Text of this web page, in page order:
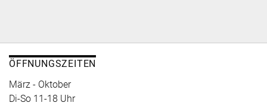
ÖFFNUNGSZEITEN
März - Oktober
Di-So 11-18 Uhr